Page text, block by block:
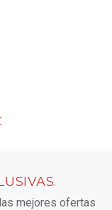
mejores ofertas